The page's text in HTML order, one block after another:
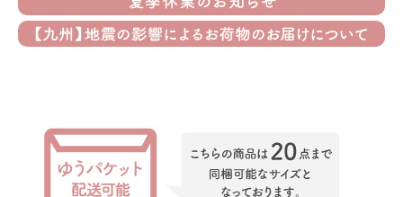
meeting_room ログイン person 会員登録
公式 デコ部 公式